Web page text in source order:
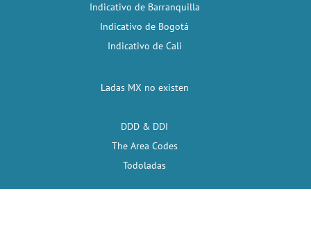
Indicativo de Barranquilla
Indicativo de Bogotá
Indicativo de Cali
Ladas MX no existen
DDD & DDI
The Area Codes
Todoladas